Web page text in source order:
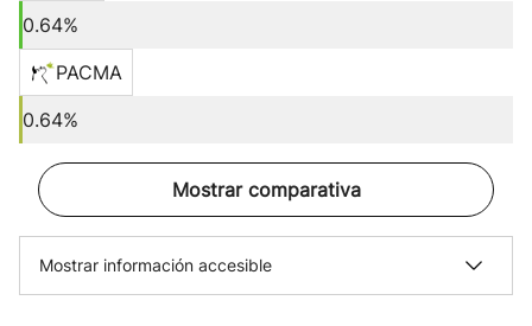
0.64%
PACMA
0.64%
Mostrar comparativa
Mostrar información accesible